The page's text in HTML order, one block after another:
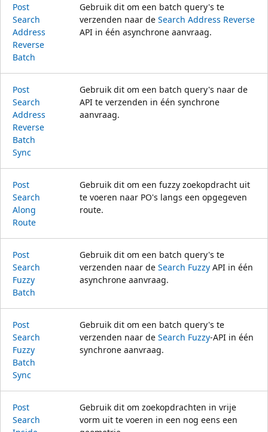
Post
Search
Address
Reverse
Batch
Gebruik dit om een batch query's te
verzenden naar de Search Address Reverse
API in één asynchrone aanvraag.
Post
Search
Address
Reverse
Batch
Sync
Gebruik dit om een batch query's naar de
API te verzenden in één synchrone
aanvraag.
Post
Search
Along
Route
Gebruik dit om een fuzzy zoekopdracht uit
te voeren naar PO's langs een opgegeven
route.
Post
Search
Fuzzy
Batch
Gebruik dit om een batch query's te
verzenden naar de Search Fuzzy API in één
asynchrone aanvraag.
Post
Search
Fuzzy
Batch
Sync
Gebruik dit om een batch query's te
verzenden naar de Search Fuzzy-API in één
synchrone aanvraag.
Post
Search
Gebruik dit om zoekopdrachten in vrije
vorm uit te voeren in een nog eens een